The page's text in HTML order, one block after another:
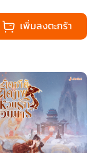
เพิ่มลงตะกร้า